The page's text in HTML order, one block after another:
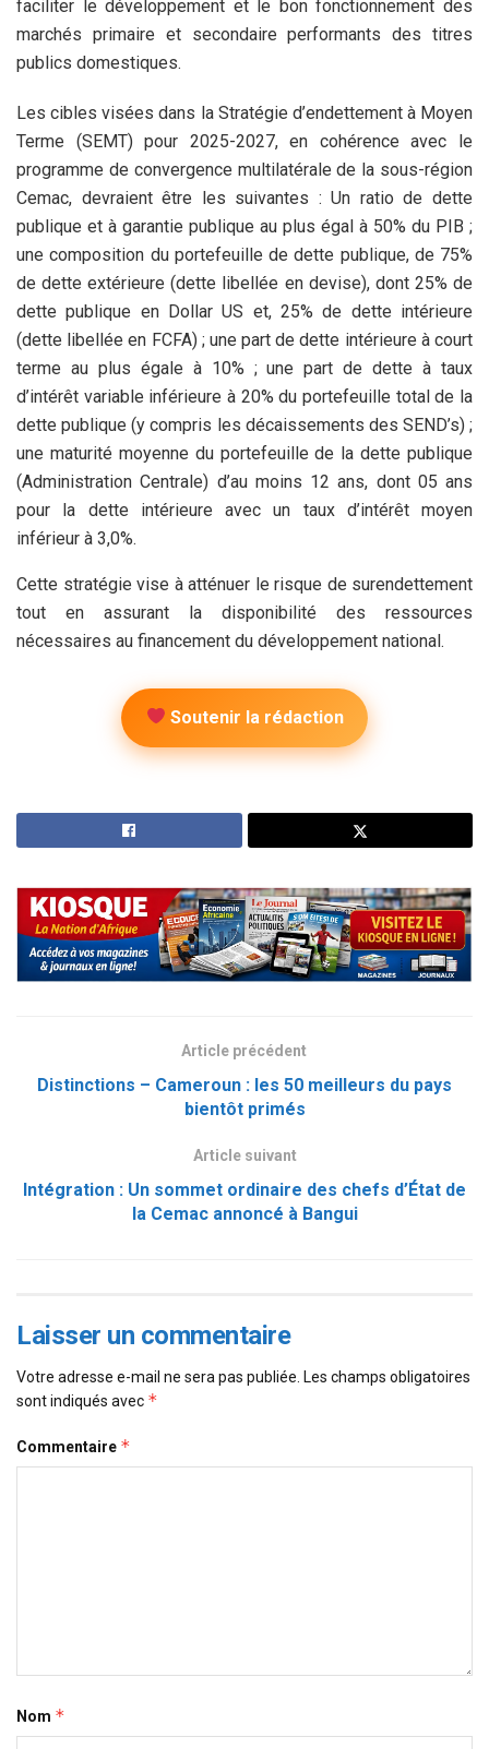
faciliter le développement et le bon fonctionnement des
marchés primaire et secondaire performants des titres
publics domestiques.
Les cibles visées dans la Stratégie d’endettement à Moyen
Terme (SEMT) pour 2025-2027, en cohérence avec le
programme de convergence multilatérale de la sous-région
Cemac, devraient être les suivantes : Un ratio de dette
publique et à garantie publique au plus égal à 50% du PIB ;
une composition du portefeuille de dette publique, de 75%
de dette extérieure (dette libellée en devise), dont 25% de
dette publique en Dollar US et, 25% de dette intérieure
(dette libellée en FCFA) ; une part de dette intérieure à court
terme au plus égale à 10% ; une part de dette à taux
d’intérêt variable inférieure à 20% du portefeuille total de la
dette publique (y compris les décaissements des SEND’s) ;
une maturité moyenne du portefeuille de la dette publique
(Administration Centrale) d’au moins 12 ans, dont 05 ans
pour la dette intérieure avec un taux d’intérêt moyen
inférieur à 3,0%.
Cette stratégie vise à atténuer le risque de surendettement
tout en assurant la disponibilité des ressources
nécessaires au financement du développement national.
Soutenir la rédaction
Article précédent
Distinctions – Cameroun : les 50 meilleurs du pays
bientôt primés
Article suivant
Intégration : Un sommet ordinaire des chefs d’État de
la Cemac annoncé à Bangui
Laisser un commentaire
Votre adresse e-mail ne sera pas publiée. Les champs obligatoires
sont indiqués avec *
Commentaire *
Nom *